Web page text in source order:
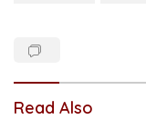
Read Also